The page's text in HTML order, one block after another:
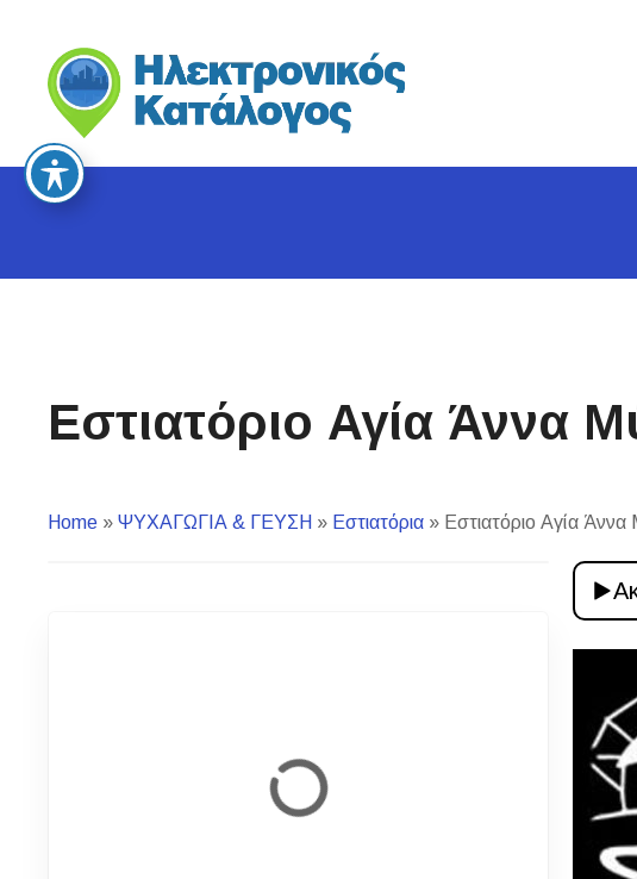
Εστιατόριο Αγία Άννα
Home » ΨΥΧΑΓΩΓΙΑ & ΓΕΥΣΗ » Εστιατόρια » Εστιατόριο Αγία